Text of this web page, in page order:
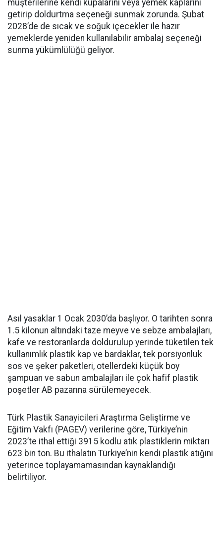
müşterilerine kendi kupalarını veya yemek kaplarını
getirip doldurtma seçeneği sunmak zorunda. Şubat
2028’de de sıcak ve soğuk içecekler ile hazır
yemeklerde yeniden kullanılabilir ambalaj seçeneği
sunma yükümlülüğü geliyor.
Asıl yasaklar 1 Ocak 2030’da başlıyor. O tarihten sonra
1.5 kilonun altındaki taze meyve ve sebze ambalajları,
kafe ve restoranlarda doldurulup yerinde tüketilen tek
kullanımlık plastik kap ve bardaklar, tek porsiyonluk
sos ve şeker paketleri, otellerdeki küçük boy
şampuan ve sabun ambalajları ile çok hafif plastik
poşetler AB pazarına sürülemeyecek.
Türk Plastik Sanayicileri Araştırma Geliştirme ve
Eğitim Vakfı (PAGEV) verilerine göre, Türkiye’nin
2023’te ithal ettiği 3915 kodlu atık plastiklerin miktarı
623 bin ton. Bu ithalatın Türkiye’nin kendi plastik atığını
yeterince toplayamamasından kaynaklandığı
belirtiliyor.